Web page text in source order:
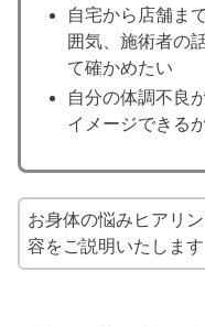
自宅から店舗ま
囲気、施術者の
て確かめたい
自分の体調不良
イメージできる
お身体の悩みヒアリ
容をご説明いたします